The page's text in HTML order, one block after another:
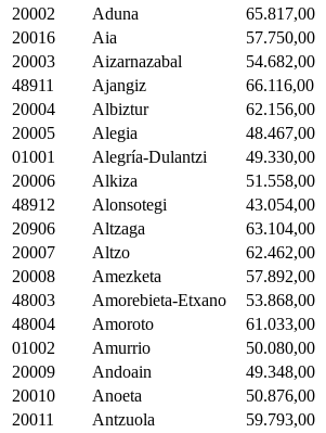
20002
Aduna 65.817,00
20016
Aia 57.750,00
20003
Aizarnazabal 54.682,00
48911
Ajangiz 66.116,00
20004
Albiztur 62.156,00
20005
Alegia 48.467,00
01001
Alegría-Dulantzi 49.330,00
20006
Alkiza 51.558,00
48912
Alonsotegi 43.054,00
20906
Altzaga 63.104,00
20007
Altzo 62.462,00
20008
Amezketa 57.892,00
48003
Amorebieta-Etxano 53.868,00
48004
Amoroto 61.033,00
01002
Amurrio 50.080,00
20009
Andoain 49.348,00
20010
Anoeta 50.876,00
20011
Antzuola 59.793,00